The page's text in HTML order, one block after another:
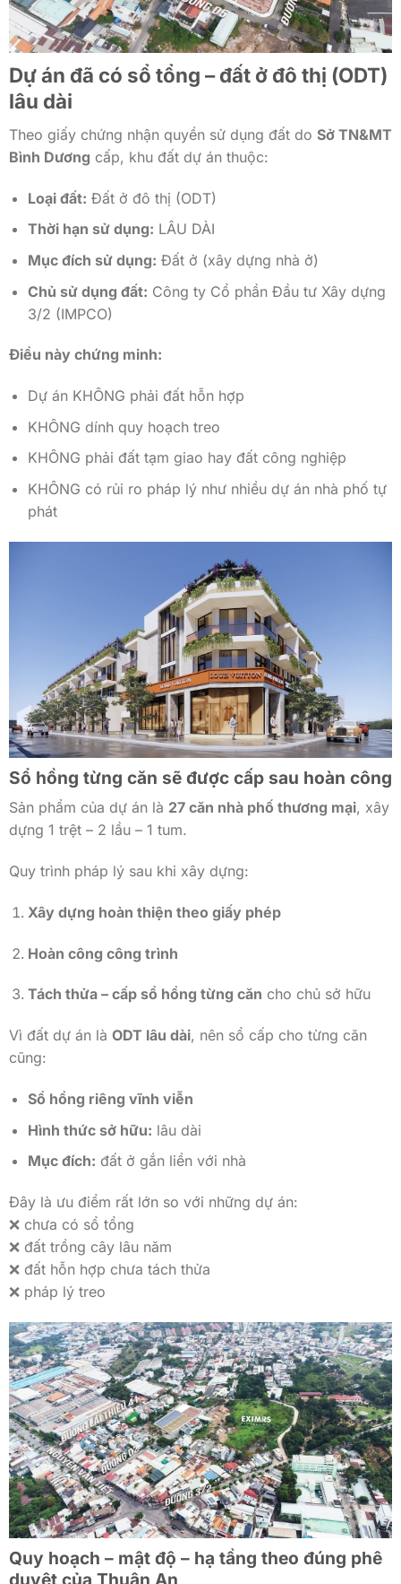
Dự án đã có sổ tổng – đất ở đô thị (ODT)
lâu dài
Theo giấy chứng nhận quyền sử dụng đất do Sở TN&MT
Bình Dương cấp, khu đất dự án thuộc:
Loại đất: Đất ở đô thị (ODT)
Thời hạn sử dụng: LÂU DÀI
Mục đích sử dụng: Đất ở (xây dựng nhà ở)
Chủ sử dụng đất: Công ty Cổ phần Đầu tư Xây dựng
3/2 (IMPCO)
Điều này chứng minh:
Dự án KHÔNG phải đất hỗn hợp
KHÔNG dính quy hoạch treo
KHÔNG phải đất tạm giao hay đất công nghiệp
KHÔNG có rủi ro pháp lý như nhiều dự án nhà phố tự
phát
Sổ hồng từng căn sẽ được cấp sau hoàn công
Sản phẩm của dự án là 27 căn nhà phố thương mại, xây
dựng 1 trệt – 2 lầu – 1 tum.
Quy trình pháp lý sau khi xây dựng:
Xây dựng hoàn thiện theo giấy phép
Hoàn công công trình
Tách thửa – cấp sổ hồng từng căn cho chủ sở hữu
Vì đất dự án là ODT lâu dài, nên sổ cấp cho từng căn
cũng:
Sổ hồng riêng vĩnh viễn
Hình thức sở hữu: lâu dài
Mục đích: đất ở gắn liền với nhà
Đây là ưu điểm rất lớn so với những dự án:
❌ chưa có sổ tổng
❌ đất trồng cây lâu năm
❌ đất hỗn hợp chưa tách thửa
❌ pháp lý treo
Quy hoạch – mật độ – hạ tầng theo đúng phê
duyệt của Thuận An